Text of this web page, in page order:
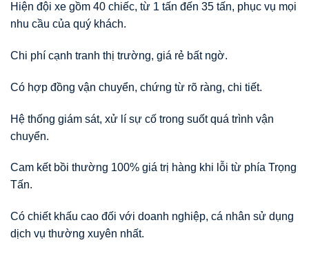
Hiện đội xe gồm 40 chiếc, từ 1 tấn đến 35 tấn, phục vụ mọi
nhu cầu của quý khách.
Chi phí cạnh tranh thị trường, giá rẻ bất ngờ.
Có hợp đồng vận chuyển, chứng từ rõ ràng, chi tiết.
Hệ thống giám sát, xử lí sự cố trong suốt quá trình vận
chuyển.
Cam kết bồi thường 100% giá trị hàng khi lỗi từ phía Trọng
Tấn.
Có chiết khấu cao đối với doanh nghiệp, cá nhân sử dụng
dịch vụ thường xuyên nhất.